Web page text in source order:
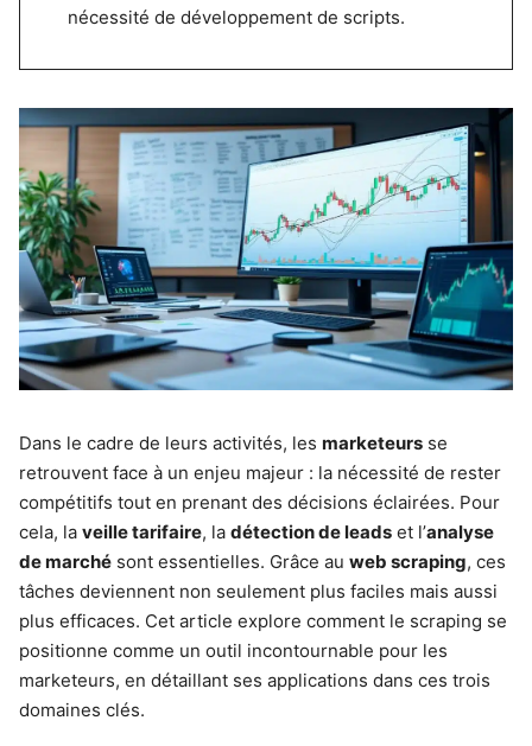
nécessité de développement de scripts.
Dans le cadre de leurs activités, les marketeurs se
retrouvent face à un enjeu majeur : la nécessité de rester
compétitifs tout en prenant des décisions éclairées. Pour
cela, la veille tarifaire, la détection de leads et l’analyse
de marché sont essentielles. Grâce au web scraping, ces
tâches deviennent non seulement plus faciles mais aussi
plus efficaces. Cet article explore comment le scraping se
positionne comme un outil incontournable pour les
marketeurs, en détaillant ses applications dans ces trois
domaines clés.